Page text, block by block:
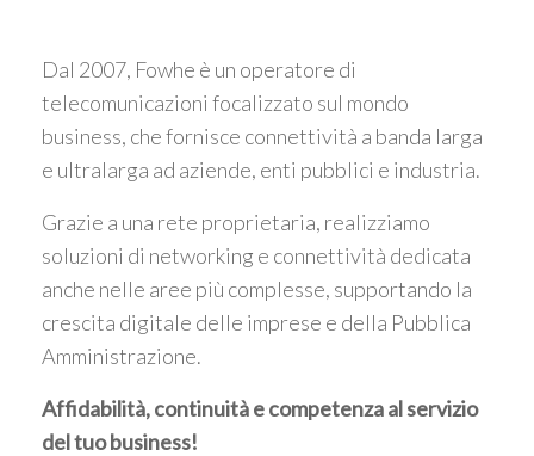
Dal 2007, Fowhe è un operatore di
telecomunicazioni focalizzato sul mondo
business, che fornisce connettività a banda larga
e ultralarga ad aziende, enti pubblici e industria.
Grazie a una rete proprietaria, realizziamo
soluzioni di networking e connettività dedicata
anche nelle aree più complesse, supportando la
crescita digitale delle imprese e della Pubblica
Amministrazione.
Affidabilità, continuità e competenza al servizio
del tuo business!